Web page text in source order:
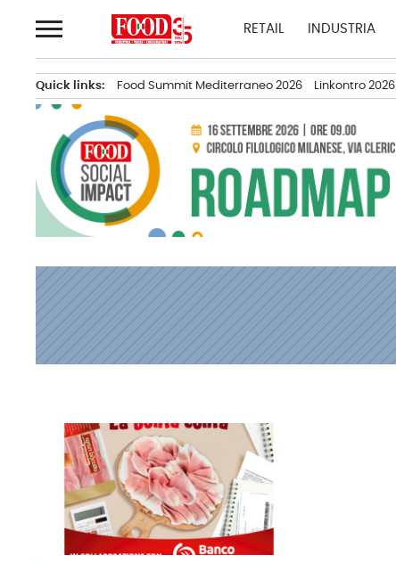
al
RETAIL INDUSTRIA
Quick links: Food Summit Mediterraneo 2026 Linkontro 2026
News